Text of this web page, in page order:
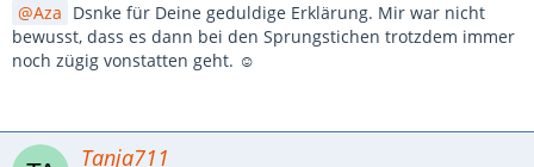
Aza Dsnke für Deine geduldige Erklärung. Mir war nicht
bewusst, dass es dann bei den Sprungstichen trotzdem immer
noch zügig vonstatten geht. ☺️
Tanja711